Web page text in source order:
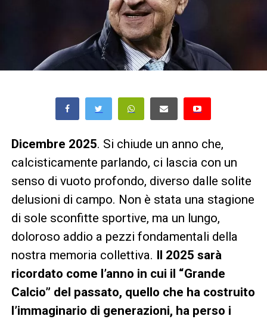
Dicembre 2025. Si chiude un anno che,
calcisticamente parlando, ci lascia con un
senso di vuoto profondo, diverso dalle solite
delusioni di campo. Non è stata una stagione
di sole sconfitte sportive, ma un lungo,
doloroso addio a pezzi fondamentali della
nostra memoria collettiva.
Il 2025 sarà
ricordato come l’anno in cui il “Grande
Calcio” del passato, quello che ha costruito
l’immaginario di generazioni, ha perso i